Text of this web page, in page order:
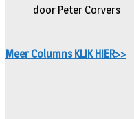
door Peter Corvers
Meer Columns KLIK HIER>>